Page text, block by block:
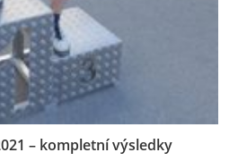
– kompletní výsledky